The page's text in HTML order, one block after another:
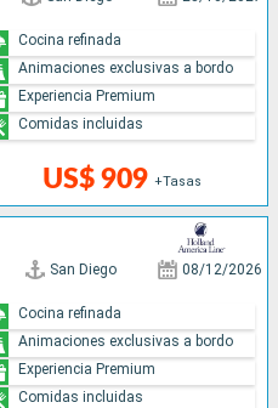
US$ 909 +Tasas
Cocina refinada
Animaciones exclusivas a bordo
Experiencia Premium
Comidas incluidas
San Diego 08/12/2026
Cocina refinada
Animaciones exclusivas a bordo
Experiencia Premium
Comidas incluidas